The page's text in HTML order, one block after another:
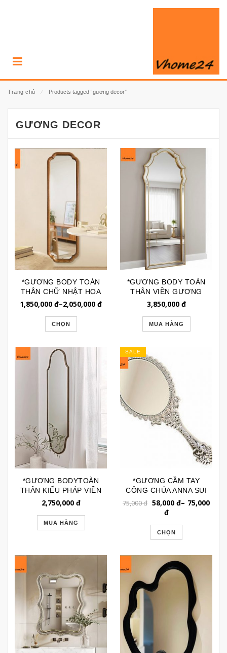
Trang chủ ⁄ Products tagged “gương decor”
GƯƠNG DECOR
*GƯƠNG BODY TOÀN
THÂN CHỮ NHẬT HỌA
TIẾT GÓC KIỂU PHÁP
1,850,000 đ–2,050,000 đ
CHỌN
*GƯƠNG BODY TOÀN
THÂN VIỀN GƯƠNG
CAO CẤP GSTT291
3,850,000đ
MUA HÀNG
*GƯƠNG BODYTOÀN
THÂN KIỂU PHÁP VIỀN
INOX CAO CẤP
2,750,000đ
MUA HÀNG
SALE
*GƯƠNG CẦM TAY
CÔNG CHÚA ANNA SUI
SIZE LỚN ASC096
75,000đ 58,000 đ– 75,000
đ
CHỌN